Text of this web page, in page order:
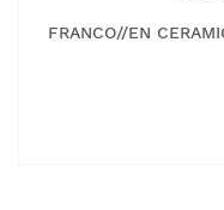
FRANCO//EN